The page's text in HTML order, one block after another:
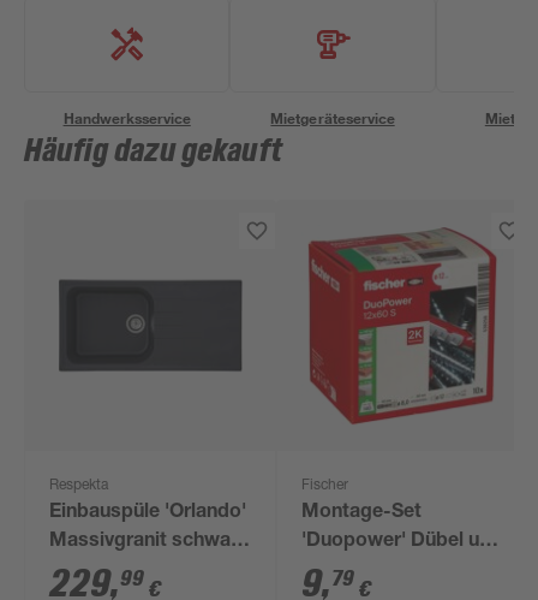
Handwerksservice Mietgeräteservice
Häufig dazu gekauft
Respekta
Einbauspüle 'Orlando'
Massivgranit schwarz
100 x 50 cm
229,99 €
Fischer
Montage-Set
'Duopower' Dübel und
Schrauben, Ø 12 x 60
9,79 €